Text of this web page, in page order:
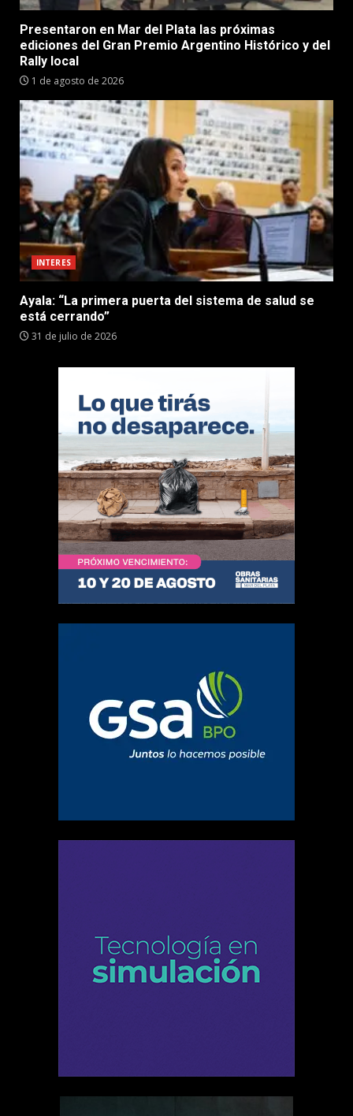
Presentaron en Mar del Plata las próximas
ediciones del Gran Premio Argentino Histórico y del
Rally local
1 de agosto de 2026
INTERES
Ayala: “La primera puerta del sistema de salud se
está cerrando”
31 de julio de 2026